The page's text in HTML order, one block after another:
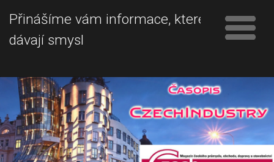
Přinášíme vám informace, které
dávají smysl